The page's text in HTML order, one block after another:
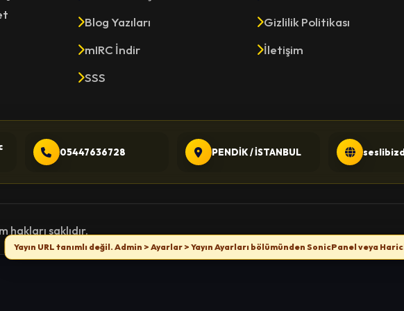
Blog Yazıları
mIRC İndir
SSS
Gizlilik Politikası
İletişim
05447636728 PENDİK / İSTANBUL
hakları saklıdır.
Yayın URL tanımlı değil. Admin > Ayarlar > Yayın Ayarları bölümünden SonicPanel veya